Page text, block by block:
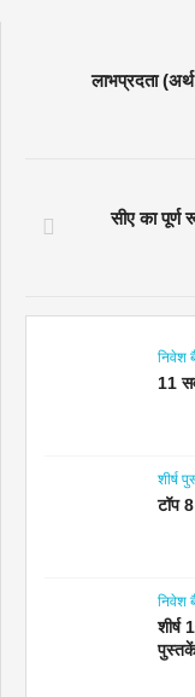
लाभप्रदता
सीए का पूर्ण
निवेश
11
शीर्ष
टॉप
निवेश
शीर्ष
पुस्तकें